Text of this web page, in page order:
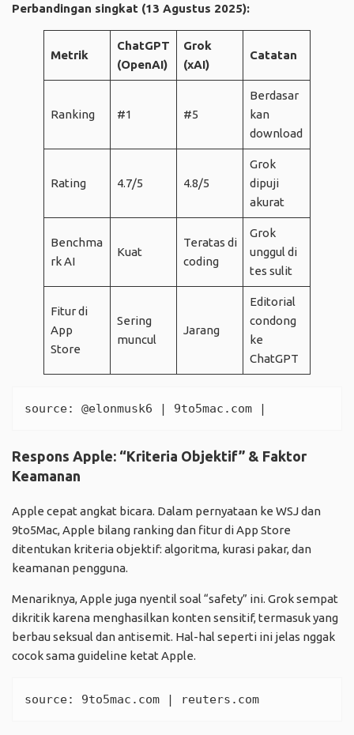
Perbandingan singkat (13 Agustus 2025):
Metrik
ChatGPT
(OpenAI)
Grok
(xAI)
Catatan
Ranking #1 #5
Berdasar
kan
download
Rating 4.7/5 4.8/5
Grok
dipuji
akurat
Benchma
rk AI
Kuat
Teratas di
coding
Grok
unggul di
tes sulit
Fitur di
App
Store
Sering
muncul
Jarang
Editorial
condong
ke
ChatGPT
source: @elonmusk6 9to5mac.com
Respons Apple: “Kriteria Objektif” & Faktor
Keamanan
Apple cepat angkat bicara. Dalam pernyataan ke WSJ dan
9to5Mac, Apple bilang ranking dan fitur di App Store
ditentukan kriteria objektif: algoritma, kurasi pakar, dan
keamanan pengguna.
Menariknya, Apple juga nyentil soal “safety” ini. Grok sempat
dikritik karena menghasilkan konten sensitif, termasuk yang
berbau seksual dan antisemit. Hal-hal seperti ini jelas nggak
cocok sama guideline ketat Apple.
source: 9to5mac.com reuters.com